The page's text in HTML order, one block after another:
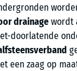
drainagewordt
doorlatende
een zaag op